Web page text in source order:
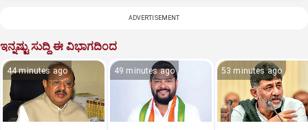
ADVERTISEMENT
ಇನ್ನಷ್ಟು ಸುದ್ದಿ ಈ ವಿಭಾಗದಿಂದ
44 minutes ago 49 minutes ago 53 minutes ago